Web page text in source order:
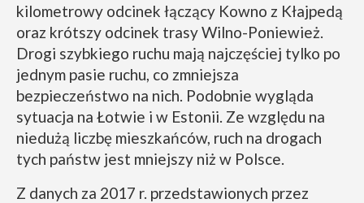
kilometrowy odcinek łączący Kowno z Kłajpedą
oraz krótszy odcinek trasy Wilno-Poniewież.
Drogi szybkiego ruchu mają najczęściej tylko po
jednym pasie ruchu, co zmniejsza
bezpieczeństwo na nich. Podobnie wygląda
sytuacja na Łotwie i w Estonii. Ze względu na
niedużą liczbę mieszkańców, ruch na drogach
tych państw jest mniejszy niż w Polsce.
Z danych za 2017 r. przedstawionych przez